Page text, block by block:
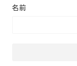
名前